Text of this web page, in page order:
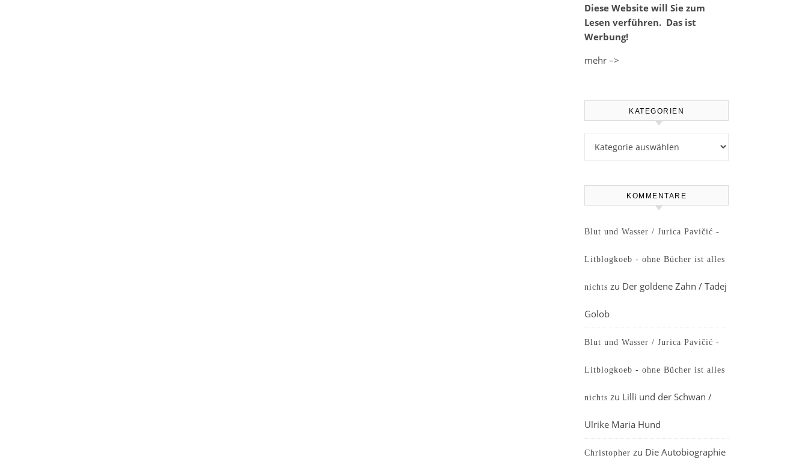
Diese Website will Sie zum
Lesen verführen. Das ist
Werbung!
mehr –>
KATEGORIEN
KOMMENTARE
Blut und Wasser / Jurica Pavičić -
Litblogkoeb - ohne Bücher ist alles
nichts zu Der goldene Zahn / Tadej
Golob
Blut und Wasser / Jurica Pavičić -
Litblogkoeb - ohne Bücher ist alles
nichts zu Lilli und der Schwan /
Ulrike Maria Hund
Christopher zu Die Autobiographie